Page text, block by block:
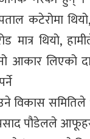
कटेरोमा
मात्र थियो,
आकार लिएको
विकास
पौडेलले